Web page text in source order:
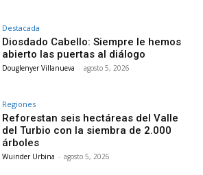
Destacada
Diosdado Cabello: Siempre le hemos
abierto las puertas al diálogo
Douglenyer Villanueva - agosto 5, 2026
Regiones
Reforestan seis hectáreas del Valle
del Turbio con la siembra de 2.000
árboles
Wuinder Urbina - agosto 5, 2026